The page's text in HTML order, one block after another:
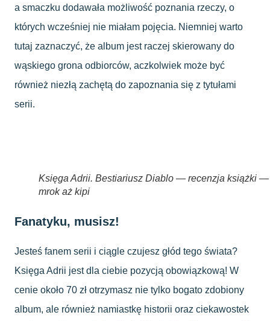
a smaczku dodawała możliwość poznania rzeczy, o
których wcześniej nie miałam pojęcia. Niemniej warto
tutaj zaznaczyć, że album jest raczej skierowany do
wąskiego grona odbiorców, aczkolwiek może być
również niezłą zachętą do zapoznania się z tytułami
serii.
Księga Adrii. Bestiariusz Diablo — recenzja książki —
mrok aż kipi
Fanatyku, musisz!
Jesteś fanem serii i ciągle czujesz głód tego świata?
Księga Adrii jest dla ciebie pozycją obowiązkową! W
cenie około 70 zł otrzymasz nie tylko bogato zdobiony
album, ale również namiastkę historii oraz ciekawostek